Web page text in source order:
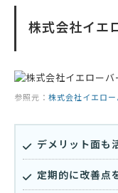
株式会社イエ
参照元： 株式会社イエロー
デメリット面も
定期的に改善点